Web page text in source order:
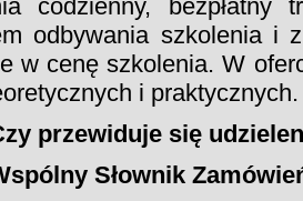
codzienny, bezpłatny
odbywania szkolenia i
w cenę szkolenia. W
i praktycznych.
przewiduje się
Słownik